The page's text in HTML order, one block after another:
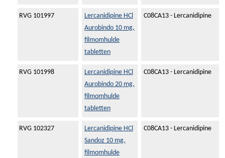
RVG 101997
Lercanidipine HCl
Aurobindo 10 mg,
filmomhulde
tabletten
C08CA13 - Lercanidipine
RVG 101998
Lercanidipine HCl
Aurobindo 20 mg,
filmomhulde
tabletten
C08CA13 - Lercanidipine
RVG 102327
Lercanidipine HCl
Sandoz 10 mg,
filmomhulde
C08CA13 - Lercanidipine